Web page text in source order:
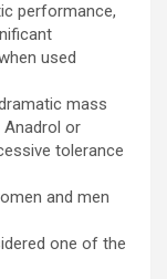
performance,
used
mass
or
tolerance
and men
one of the